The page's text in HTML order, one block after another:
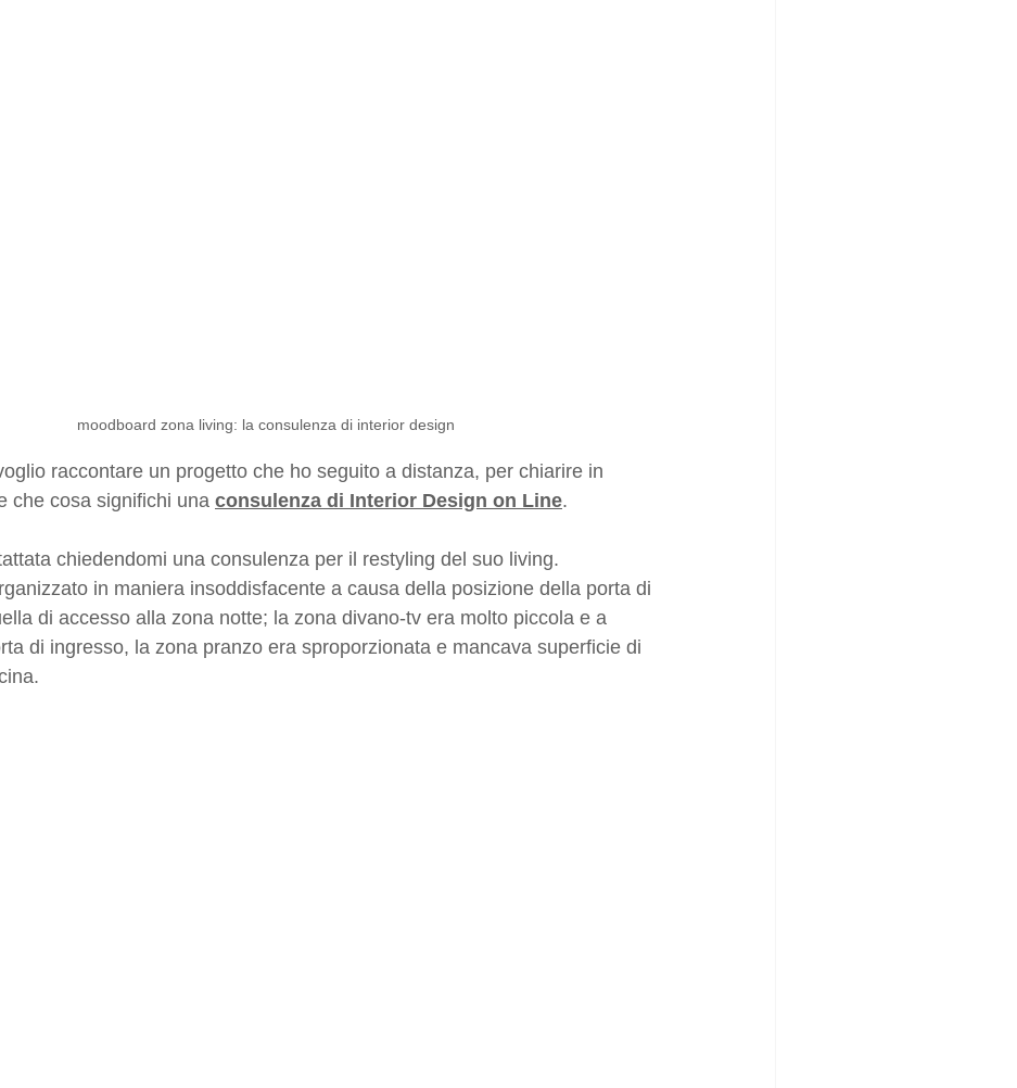
moodboard zona living: la consulenza di interior design
raccontare un progetto che ho seguito a distanza, per chiarire in
che cosa significhi una consulenza di Interior Design on Line.
chiedendomi una consulenza per il restyling del suo living.
in maniera insoddisfacente a causa della posizione della porta di
di accesso alla zona notte; la zona divano-tv era molto piccola e a
di ingresso, la zona pranzo era sproporzionata e mancava superficie di